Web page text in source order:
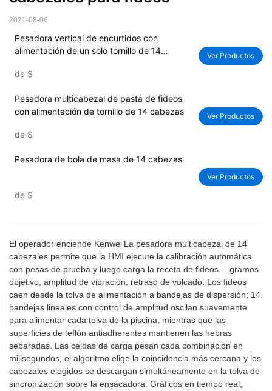
2021-08-06
Pesadora vertical de encurtidos con
alimentación de un solo tornillo de 14
de $
Ver Productos
Pesadora multicabezal de pasta de fideos
con alimentación de tornillo de 14 cabezas
de $
Ver Productos
Pesadora de bola de masa de 14 cabezas
de $
Ver Productos
El operador enciende Kenwei’La pesadora multicabezal de 14
cabezales permite que la HMI ejecute la calibración automática
con pesas de prueba y luego carga la receta de fideos.—gramos
objetivo, amplitud de vibración, retraso de volcado. Los fideos
caen desde la tolva de alimentación a bandejas de dispersión; 14
bandejas lineales con control de amplitud oscilan suavemente
para alimentar cada tolva de la piscina, mientras que las
superficies de teflón antiadherentes mantienen las hebras
separadas. Las celdas de carga pesan cada combinación en
milisegundos, el algoritmo elige la coincidencia más cercana y los
cabezales elegidos se descargan simultáneamente en la tolva de
sincronización sobre la ensacadora. Gráficos en tiempo real,